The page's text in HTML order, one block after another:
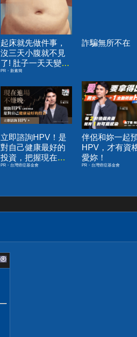
起床就先做件事，
沒三天小腹就不見
了! 肚子一天天變
小！
PR・新素簡
詐騙無所不在
立即諮詢HPV！是
對自己健康最好的
投資，把握現在不
嫌晚！
PR・台灣癌症基金會
伴侶和妳一起
HPV，才有資
愛妳！
PR・台灣癌症基金會